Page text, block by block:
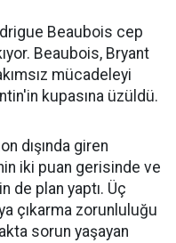
Beaubois cep
Beaubois, Bryant
mücadeleyi
kupasına üzüldü.
dışında giren
iki puan gerisinde ve
de plan yaptı. Üç
çıkarma zorunluluğu
sorun yaşayan